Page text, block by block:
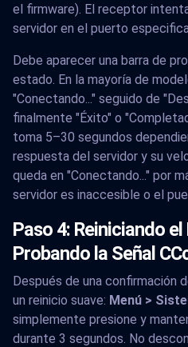
el firmware). El receptor
servidor en el puerto
Debe aparecer una barra de
estado. En la mayoría de
"Conectando..." seguido de
finalmente "Éxito" o
toma 5–30 segundos
respuesta del servidor y su
queda en "Conectando..." por
servidor es inaccesible o el
Paso 4: Reiniciando
Probando la Señal
Después de una confirmación
un reinicio suave: Menú >
simplemente presione y
durante 3 segundos. No